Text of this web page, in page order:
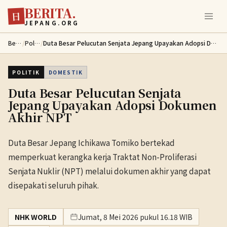
Lewati ke konten utama
日 BERITA.
JEPANG.ORG
Berita / Politik/ Duta Besar Pelucutan Senjata Jepang Upayakan Adopsi Dokumen Akhir NPT
POLITIK DOMESTIK
Duta Besar Pelucutan Senjata
Jepang Upayakan Adopsi Dokumen
Akhir NPT
Duta Besar Jepang Ichikawa Tomiko bertekad
memperkuat kerangka kerja Traktat Non-Proliferasi
Senjata Nuklir (NPT) melalui dokumen akhir yang dapat
disepakati seluruh pihak.
NHK WORLD
Jumat, 8 Mei 2026 pukul 16.18 WIB